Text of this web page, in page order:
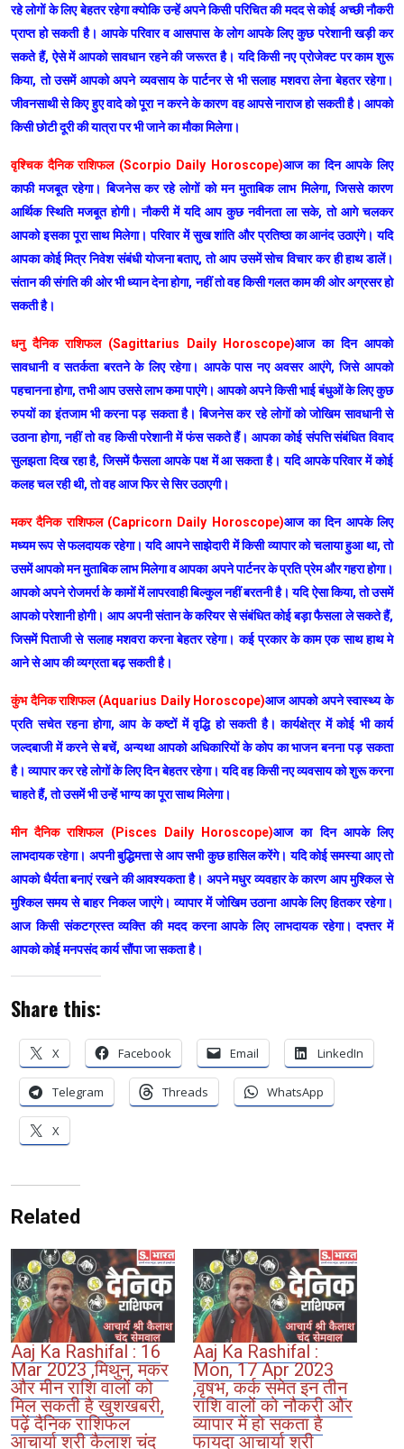
रहे लोगों के लिए बेहतर रहेगा क्योकि उन्हें अपने किसी परिचित की मदद से कोई अच्छी नौकरी
प्राप्त हो सकती है। आपके परिवार व आसपास के लोग आपके लिए कुछ परेशानी खड़ी कर
सकते हैं, ऐसे में आपको सावधान रहने की जरूरत है। यदि किसी नए प्रोजेक्ट पर काम शुरू
किया, तो उसमें आपको अपने व्यवसाय के पार्टनर से भी सलाह मशवरा लेना बेहतर रहेगा।
जीवनसाथी से किए हुए वादे को पूरा न करने के कारण वह आपसे नाराज हो सकती है। आपको
किसी छोटी दूरी की यात्रा पर भी जाने का मौका मिलेगा।
वृश्चिक दैनिक राशिफल (Scorpio Daily Horoscope)आज का दिन आपके लिए
काफी मजबूत रहेगा। बिजनेस कर रहे लोगों को मन मुताबिक लाभ मिलेगा, जिससे कारण
आर्थिक स्थिति मजबूत होगी। नौकरी में यदि आप कुछ नवीनता ला सके, तो आगे चलकर
आपको इसका पूरा साथ मिलेगा। परिवार में सुख शांति और प्रतिष्ठा का आनंद उठाएंगे। यदि
आपका कोई मित्र निवेश संबंधी योजना बताए, तो आप उसमें सोच विचार कर ही हाथ डालें।
संतान की संगति की ओर भी ध्यान देना होगा, नहीं तो वह किसी गलत काम की ओर अग्रसर हो
सकती है।
धनु दैनिक राशिफल (Sagittarius Daily Horoscope)आज का दिन आपको
सावधानी व सतर्कता बरतने के लिए रहेगा। आपके पास नए अवसर आएंगे, जिसे आपको
पहचानना होगा, तभी आप उससे लाभ कमा पाएंगे। आपको अपने किसी भाई बंधुओं के लिए कुछ
रुपयों का इंतजाम भी करना पड़ सकता है। बिजनेस कर रहे लोगों को जोखिम सावधानी से
उठाना होगा, नहीं तो वह किसी परेशानी में फंस सकते हैं। आपका कोई संपत्ति संबंधित विवाद
सुलझता दिख रहा है, जिसमें फैसला आपके पक्ष में आ सकता है। यदि आपके परिवार में कोई
कलह चल रही थी, तो वह आज फिर से सिर उठाएगी।
मकर दैनिक राशिफल (Capricorn Daily Horoscope)आज का दिन आपके लिए
मध्यम रूप से फलदायक रहेगा। यदि आपने साझेदारी में किसी व्यापार को चलाया हुआ था, तो
उसमें आपको मन मुताबिक लाभ मिलेगा व आपका अपने पार्टनर के प्रति प्रेम और गहरा होगा।
आपको अपने रोजमर्रा के कामों में लापरवाही बिल्कुल नहीं बरतनी है। यदि ऐसा किया, तो उसमें
आपको परेशानी होगी। आप अपनी संतान के करियर से संबंधित कोई बड़ा फैसला ले सकते हैं,
जिसमें पिताजी से सलाह मशवरा करना बेहतर रहेगा। कई प्रकार के काम एक साथ हाथ मे
आने से आप की व्यग्रता बढ़ सकती है।
कुंभ दैनिक राशिफल (Aquarius Daily Horoscope)आज आपको अपने स्वास्थ्य के
प्रति सचेत रहना होगा, आप के कष्टों में वृद्धि हो सकती है। कार्यक्षेत्र में कोई भी कार्य
जल्दबाजी में करने से बचें, अन्यथा आपको अधिकारियों के कोप का भाजन बनना पड़ सकता
है। व्यापार कर रहे लोगों के लिए दिन बेहतर रहेगा। यदि वह किसी नए व्यवसाय को शुरू करना
चाहते हैं, तो उसमें भी उन्हें भाग्य का पूरा साथ मिलेगा।
मीन दैनिक राशिफल (Pisces Daily Horoscope)आज का दिन आपके लिए
लाभदायक रहेगा। अपनी बुद्धिमत्ता से आप सभी कुछ हासिल करेंगे। यदि कोई समस्या आए तो
आपको धैर्यता बनाएं रखने की आवश्यकता है। अपने मधुर व्यवहार के कारण आप मुश्किल से
मुश्किल समय से बाहर निकल जाएंगे। व्यापार में जोखिम उठाना आपके लिए हितकर रहेगा।
आज किसी संकटग्रस्त व्यक्ति की मदद करना आपके लिए लाभदायक रहेगा। दफ्तर में
आपको कोई मनपसंद कार्य सौंपा जा सकता है।
Share this:
X Facebook Email LinkedIn
Telegram Threads WhatsApp
X
Related
Aaj Ka Rashifal : 16
Mar 2023 ,मिथुन, मकर
और मीन राशि वालों को
मिल सकती है खुशखबरी,
पढ़ें दैनिक राशिफल
आचार्या श्री कैलाश चंद
Aaj Ka Rashifal :
Mon, 17 Apr 2023
,वृषभ, कर्क समेत इन तीन
राशि वालों को नौकरी और
व्यापार में हो सकता है
फायदा आचार्या श्री